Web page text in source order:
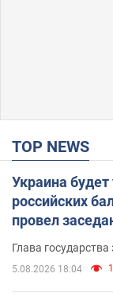
TOP NEWS
Украина
российских
провел
Глава
5.08.2026 18:04